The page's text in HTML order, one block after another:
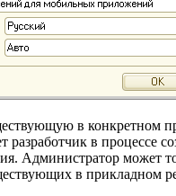
в конкретном
разработчик в процессе
Администратор может
в прикладном